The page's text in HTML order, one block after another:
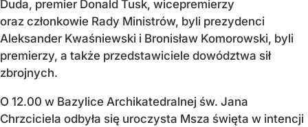
Duda, premier Donald Tusk, wicepremierzy
oraz członkowie Rady Ministrów, byli prezydenci
Aleksander Kwaśniewski i Bronisław Komorowski, byli
premierzy, a także przedstawiciele dowództwa sił
zbrojnych.
O 12.00 w Bazylice Archikatedralnej św. Jana
Chrzciciela odbyła się uroczysta Msza święta w intencji